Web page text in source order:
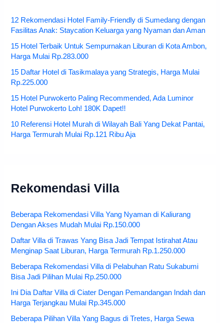
12 Rekomendasi Hotel Family-Friendly di Sumedang dengan
Fasilitas Anak: Staycation Keluarga yang Nyaman dan Aman
15 Hotel Terbaik Untuk Sempurnakan Liburan di Kota Ambon,
Harga Mulai Rp.283.000
15 Daftar Hotel di Tasikmalaya yang Strategis, Harga Mulai
Rp.225.000
15 Hotel Purwokerto Paling Recommended, Ada Luminor
Hotel Purwokerto Loh! 180K Dapet!!
10 Referensi Hotel Murah di Wilayah Bali Yang Dekat Pantai,
Harga Termurah Mulai Rp.121 Ribu Aja
Rekomendasi Villa
Beberapa Rekomendasi Villa Yang Nyaman di Kaliurang
Dengan Akses Mudah Mulai Rp.150.000
Daftar Villa di Trawas Yang Bisa Jadi Tempat Istirahat Atau
Menginap Saat Liburan, Harga Termurah Rp.1.250.000
Beberapa Rekomendasi Villa di Pelabuhan Ratu Sukabumi
Bisa Jadi Pilihan Mulai Rp.250.000
Ini Dia Daftar Villa di Ciater Dengan Pemandangan Indah dan
Harga Terjangkau Mulai Rp.345.000
Beberapa Pilihan Villa Yang Bagus di Tretes, Harga Sewa